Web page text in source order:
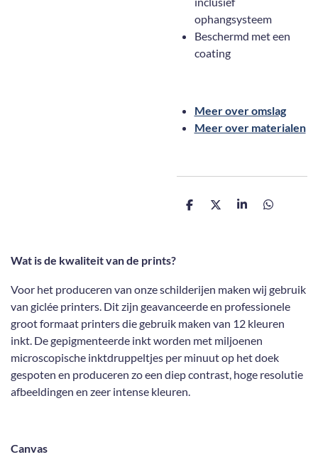
ophangsysteem
Beschermd met een
coating
Meer over omslag
Meer over materialen
D
D
S
D
Wat is de kwaliteit van de prints?
Voor het produceren van onze schilderijen maken wij gebruik
van giclée printers. Dit zijn geavanceerde en professionele
groot formaat printers die gebruik maken van 12 kleuren
inkt. De gepigmenteerde inkt worden met miljoenen
microscopische inktdruppeltjes per minuut op het doek
gespoten en produceren zo een diep contrast, hoge resolutie
afbeeldingen en zeer intense kleuren.
Canvas